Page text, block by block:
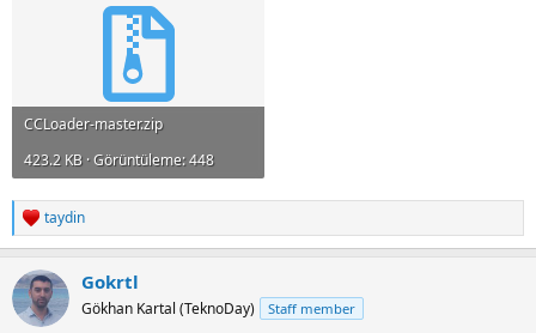
CCLoader-master.zip
423.2 KB · Görüntüleme: 448
R
e
c
t
i
taydin
Gokrtl
Gökhan Kartal (TeknoDay) Staff member